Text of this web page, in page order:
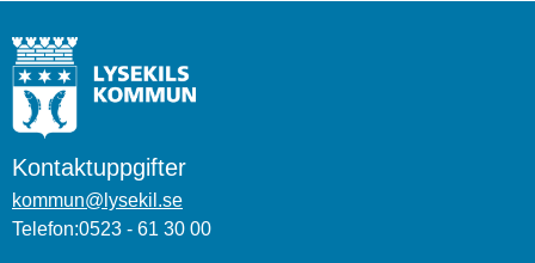
Kontaktuppgifter
kommun@lysekil.se
Telefon:0523 - 61 30 00